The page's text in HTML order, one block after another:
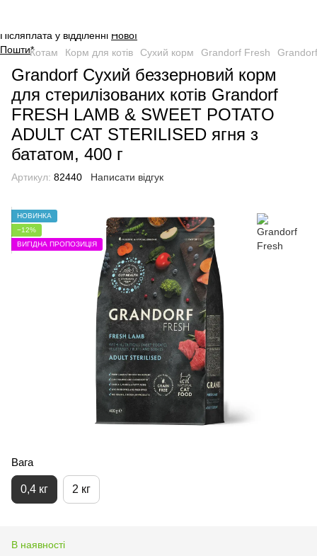
Котам Корм для котів Сухий корм Grandorf Fresh
Grandorf Сухий беззерновий корм
для стерилізованих котів Grandorf
FRESH LAMB & SWEET POTATO
ADULT CAT STERILISED ягня з
бататом, 400 г
Артикул: 82440 Написати відгук
НОВИНКА
−12%
ВИГІДНА ПРОПОЗИЦІЯ
Вага
0,4 кг 2 кг
В наявності
Післяплата у відділенні Нової
Пошти*